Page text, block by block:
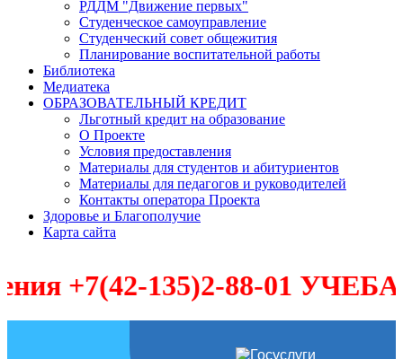
РДДМ "Движение первых"
Студенческое самоуправление
Студенческий совет общежития
Планирование воспитательной работы
Библиотека
Медиатека
ОБРАЗОВАТЕЛЬНЫЙ КРЕДИТ
Льготный кредит на образование
О Проекте
Условия предоставления
Материалы для студентов и абитуриентов
Материалы для педагогов и руководителей
Контакты оператора Проекта
Здоровье и Благополучие
Карта сайта
135)2-88-01 УЧЕБА-